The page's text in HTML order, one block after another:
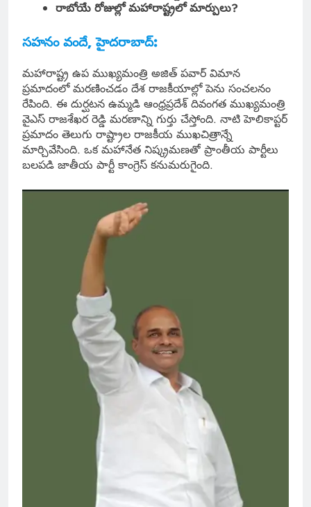
రాబోయే రోజుల్లో మహారాష్ట్రలో మార్పులు?
సహనం వందే, హైదరాబాద్:
మహారాష్ట్ర ఉప ముఖ్యమంత్రి అజిత్ పవార్ విమాన
ప్రమాదంలో మరణించడం దేశ రాజకీయాల్లో పెను సంచలనం
రేపింది. ఈ దుర్ఘటన ఉమ్మడి ఆంధ్రప్రదేశ్ దివంగత ముఖ్యమంత్రి
వైఎస్ రాజశేఖర రెడ్డి మరణాన్ని గుర్తు చేస్తోంది. నాటి హెలికాప్టర్
ప్రమాదం తెలుగు రాష్ట్రాల రాజకీయ ముఖచిత్రాన్నే
మార్చివేసింది. ఒక మహానేత నిష్క్రమణతో ప్రాంతీయ పార్టీలు
బలపడి జాతీయ పార్టీ కాంగ్రెస్ కనుమరుగైంది.